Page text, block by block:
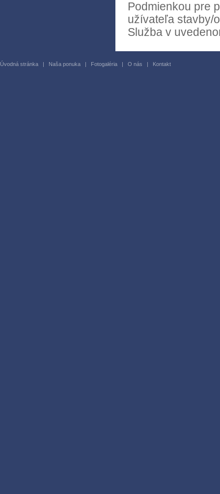
Podmienkou pre
užívateľa stavby/
Služba v
Úvodná stránka | Naša ponuka | Fotogaléria | O nás | Kontakt